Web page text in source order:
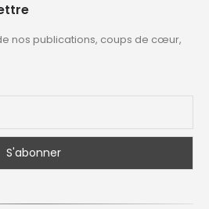
nos publications, coups de cœur,